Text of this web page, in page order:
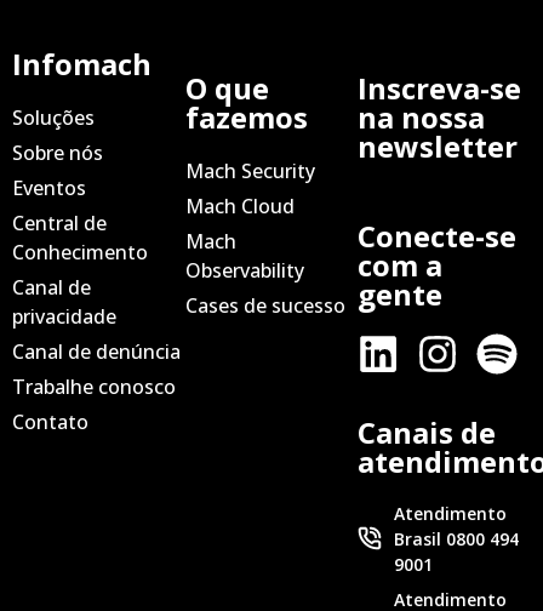
Infomach
Soluções
Sobre nós
Eventos
Central de
Conhecimento
Canal de
privacidade
Canal de denúncia
Trabalhe conosco
Contato
O que
fazemos
Mach Security
Mach Cloud
Mach
Observability
Cases de sucesso
Inscreva-se
na nossa
newsletter
Conecte-se
com a
gente
Canais de
Atendimento
Brasil 0800 494
9001
Atendimento